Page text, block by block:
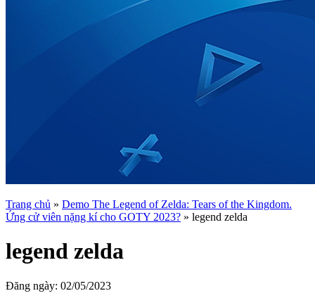
Trang chủ » Demo The Legend of Zelda: Tears of the Kingdom.
Ứng cử viên nặng kí cho GOTY 2023? » legend zelda
legend zelda
Đăng ngày: 02/05/2023